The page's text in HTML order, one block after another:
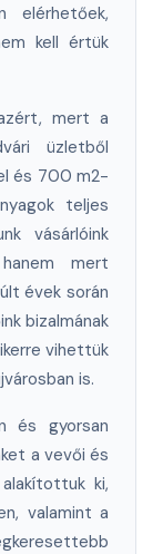
elérhetőek,
kell értük
mert a
üzletből
és 700 m2-
teljes
vásárlóink
mert
évek során
bizalmának
vihettük
is.
és gyorsan
a vevői és
ki,
valamint a